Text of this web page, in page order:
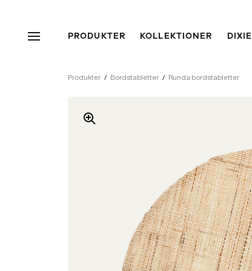
PRODUKTER KOLLEKTIONER DIXIE
Produkter / Bordstabletter / Runda bordstabletter